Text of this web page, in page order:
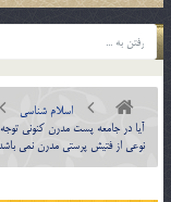
اسلام شناسی
آيا در جامعه پست مدرن كنوني
نوعي از فتيش پرستي مدرن نمي